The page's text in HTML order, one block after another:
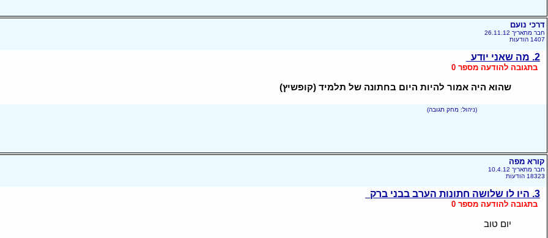
דרכי נועם
חבר מתאריך 26.11.12
1407 הודעות
2. מה שאני יודע
בתגובה להודעה מספר 0
שהוא היה אמור להיות היום בחתונה של תלמיד (קופשיץ)
(ניהול: מחק תגובה)
קורא מפה
חבר מתאריך 10.4.12
18323 הודעות
3. היו לו שלושה חתונות הערב בבני ברק
בתגובה להודעה מספר 0
יום טוב